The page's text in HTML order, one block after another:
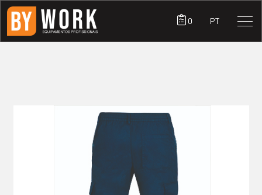
0 PT